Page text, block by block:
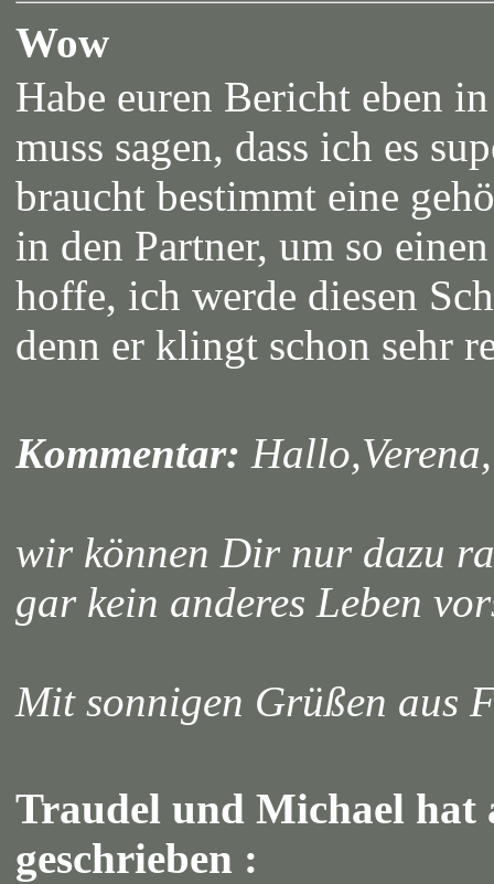
Wow
Habe euren Bericht eben
muss sagen, dass ich es
braucht bestimmt eine
in den Partner, um so
hoffe, ich werde diesen
denn er klingt schon sehr
Kommentar: Hallo,Verena,
wir können Dir nur dazu
gar kein anderes Leben
Mit sonnigen Grüßen aus
Traudel und Michael hat
geschrieben :